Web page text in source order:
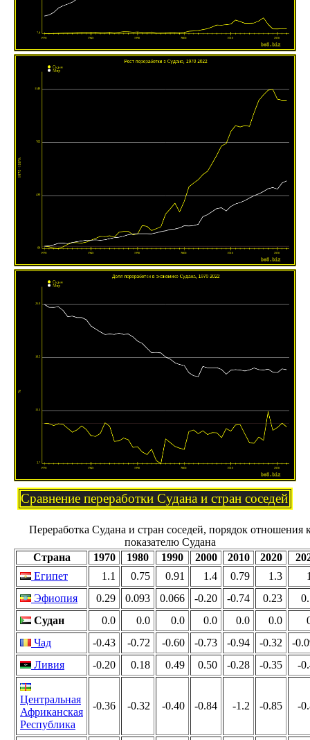
Сравнение переработки Судана и стран соседей
Переработка Судана и стран соседей, порядок отношения
показателю Судана
Страна
1970 1980 1990 2000 2010 2020
Египет
1.1 0.75 0.91 1.4 0.79 1.3
Эфиопия
0.29 0.093 0.066 -0.20 -0.74 0.23
Судан
0.0 0.0 0.0 0.0 0.0 0.0
Чад
-0.43 -0.72 -0.60 -0.73 -0.94 -0.32
-
Ливия
-0.20 0.18 0.49 0.50 -0.28 -0.35 -
Центральная
Африканская
Республика
-0.36 -0.32 -0.40 -0.84 -1.2 -0.85 -